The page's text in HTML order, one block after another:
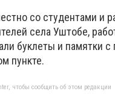
со студентами и
села Уштобе,
буклеты и памятки
пункте.
чтобы сообщить об этом редакции